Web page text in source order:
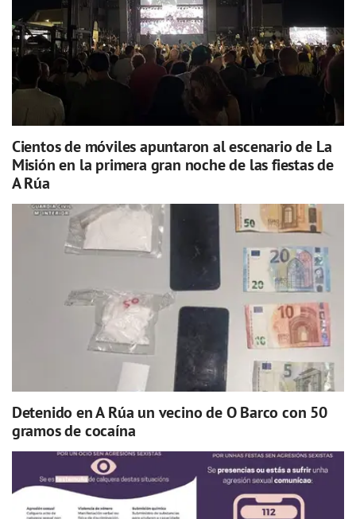
Cientos de móviles apuntaron al escenario de La
Misión en la primera gran noche de las fiestas de
A Rúa
Detenido en A Rúa un vecino de O Barco con 50
gramos de cocaína